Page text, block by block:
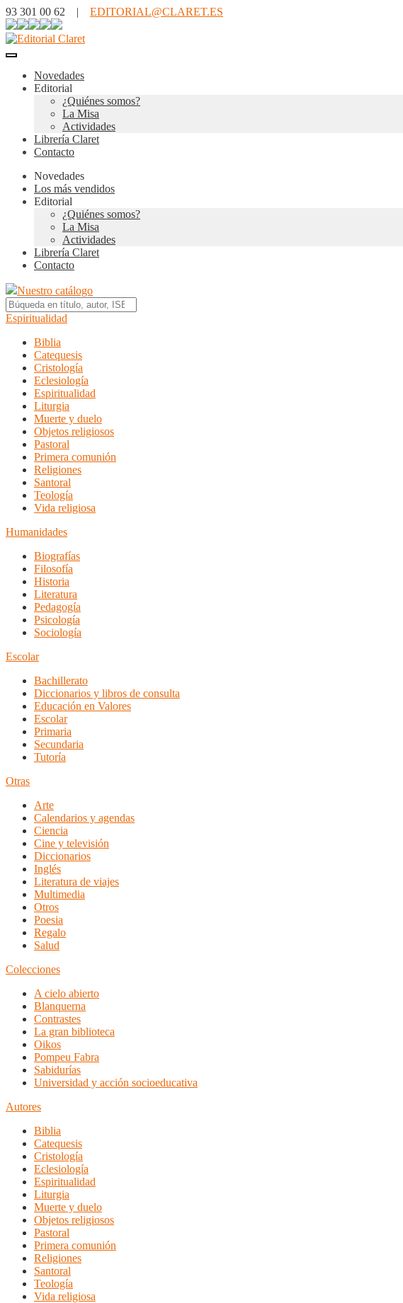
93 301 00 62 | EDITORIAL@CLARET.ES
Novedades
Editorial
¿Quiénes somos?
La Misa
Actividades
Librería Claret
Contacto
Novedades
Los más vendidos
Editorial
¿Quiénes somos?
La Misa
Actividades
Librería Claret
Contacto
Nuestro catálogo
Espiritualidad
Biblia
Catequesis
Cristología
Eclesiología
Espiritualidad
Liturgia
Muerte y duelo
Objetos religiosos
Pastoral
Primera comunión
Religiones
Santoral
Teología
Vida religiosa
Humanidades
Biografías
Filosofía
Historia
Literatura
Pedagogía
Psicología
Sociología
Escolar
Bachillerato
Diccionarios y libros de consulta
Educación en Valores
Escolar
Primaria
Secundaria
Tutoría
Otras
Arte
Calendarios y agendas
Ciencia
Cine y televisión
Diccionarios
Inglés
Literatura de viajes
Multimedia
Otros
Poesia
Regalo
Salud
Colecciones
A cielo abierto
Blanquerna
Contrastes
La gran biblioteca
Oikos
Pompeu Fabra
Sabidurías
Universidad y acción socioeducativa
Autores
Biblia
Catequesis
Cristología
Eclesiología
Espiritualidad
Liturgia
Muerte y duelo
Objetos religiosos
Pastoral
Primera comunión
Religiones
Santoral
Teología
Vida religiosa